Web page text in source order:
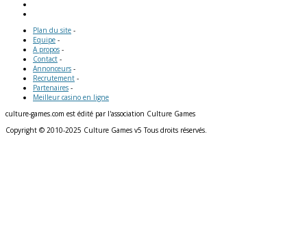
Plan du site -
Equipe -
A propos -
Contact -
Annonceurs -
Recrutement -
Partenaires -
Meilleur casino en ligne
culture-games.com est édité par l'association Culture Games
Copyright © 2010-2025 Culture Games v5 Tous droits réservés.